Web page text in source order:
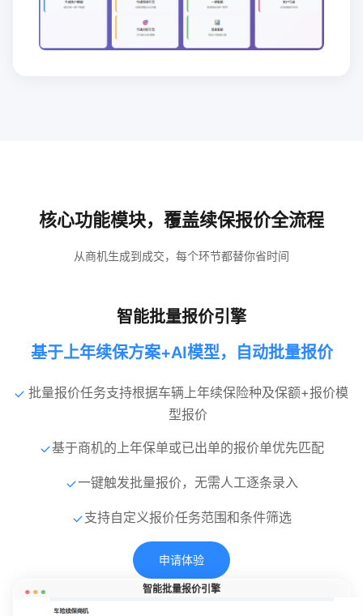
核心功能模块，覆盖续保报价全流程
从商机生成到成交，每个环节都替你省时间
智能批量报价引擎
基于上年续保方案+AI模型，自动批量报价
批量报价任务支持根据车辆上年续保险种及保额+报价模
型报价
基于商机的上年保单或已出单的报价单优先匹配
一键触发批量报价，无需人工逐条录入
支持自定义报价任务范围和条件筛选
申请体验
智能批量报价引擎